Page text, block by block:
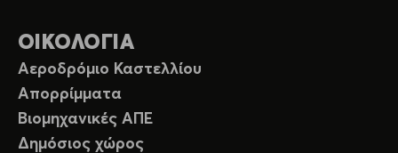
ΟΙΚΟΛΟΓΙΑ
Αεροδρόμιο Καστελλίου
Απορρίμματα
Βιομηχανικές ΑΠΕ
Δημόσιος χώρος